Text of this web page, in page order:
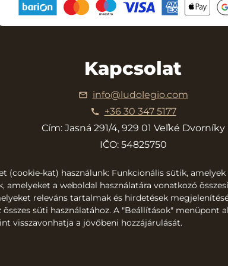
Kapcsolat
info@ludolegio.com
+36 30 347 5177
Cím: Jasná 291/4, 929 01 Veľké Dvorníky
IČO: 54825750
EU VAT: SK2121795940
kat) használunk: Funkcionális sütik, amelyek
a weboldal használatára vonatkozó
releváns tartalmak és hirdetések
süti használatához. A "Beállítások" menüpont
visszavonhatja a jövőbeni hozzájárulását.
© 2026 Ludovic Maquet
Készítette az